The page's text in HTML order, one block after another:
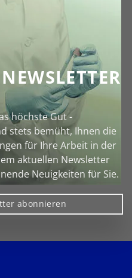
höchste Gut -
stets bemüht, Ihnen die
für Ihre Arbeit in der
aktuellen Newsletter
Neuigkeiten für Sie.
abonnieren